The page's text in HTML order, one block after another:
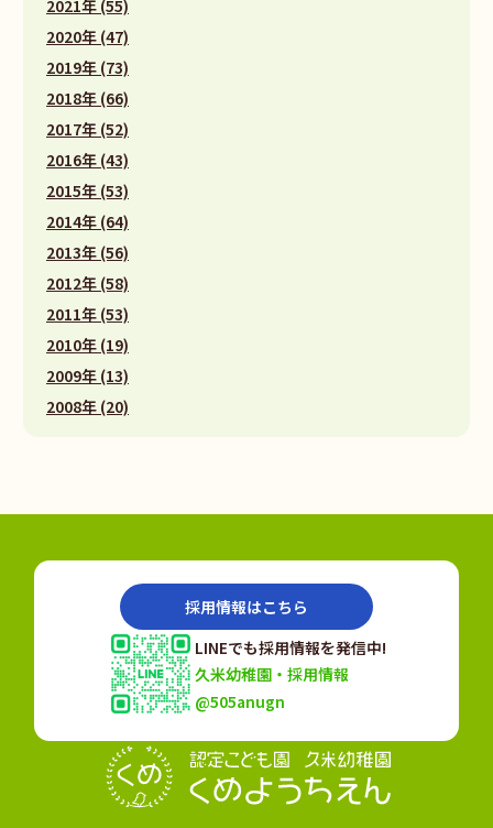
2021年 (55)
2020年 (47)
2019年 (73)
2018年 (66)
2017年 (52)
2016年 (43)
2015年 (53)
2014年 (64)
2013年 (56)
2012年 (58)
2011年 (53)
2010年 (19)
2009年 (13)
2008年 (20)
採用情報はこちら
LINEでも採用情報を発信中!
久米幼稚園・採用情報
@505anugn